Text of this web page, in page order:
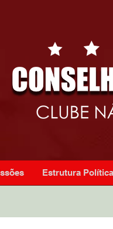
Estrutura Política